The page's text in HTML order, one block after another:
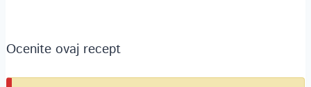
Ocenite ovaj recept